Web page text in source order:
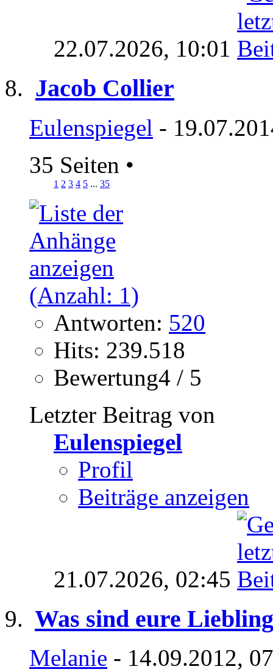
22.07.2026, 10:01
Jacob Collier
Eulenspiegel -
35 Seiten •
1 2 3 4 5 ... 35
Antworten: 520
Hits: 239.518
Bewertung4 / 5
Letzter Beitrag von
Eulenspiegel
Profil
Beiträge anzeigen
21.07.2026, 02:45
Was sind eure
Melanie - 14.09.2012,